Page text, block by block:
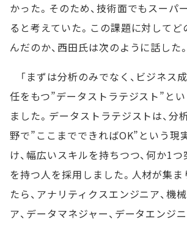
かった。そのため、技術面でもスーパ
ると考えていた。この課題に対して
んだのか、西田氏は次のように話した。
「まずは分析のみでなく、ビジネス
任をもつ”データストラテジスト”と
ました。データストラテジストは、分
野で”ここまでできればOK”という現
け、幅広いスキルを持ちつつ、何か1
を持つ人を採用しました。人材が集ま
たら、アナリティクスエンジニア、機
ア、データマネジャー、データエンジ